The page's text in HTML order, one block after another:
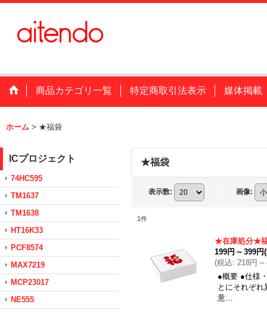
商品カテゴリ一覧 特定商取引法表示 媒体掲載
ホーム > ★福袋
ICプロジェクト
74HC595
TM1637
TM1638
HT16K33
PCF8574
MAX7219
MCP23017
NE555
★福袋
表示数: 画像:
1件
★在庫処分★
199円 ～ 399円
(税込: 218円 ～
●概要 ●仕様
とにそれぞ
意…